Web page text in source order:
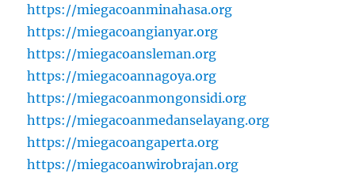
https://miegacoanminahasa.org
https://miegacoangianyar.org
https://miegacoansleman.org
https://miegacoannagoya.org
https://miegacoanmongonsidi.org
https://miegacoanmedanselayang.org
https://miegacoangaperta.org
https://miegacoanwirobrajan.org